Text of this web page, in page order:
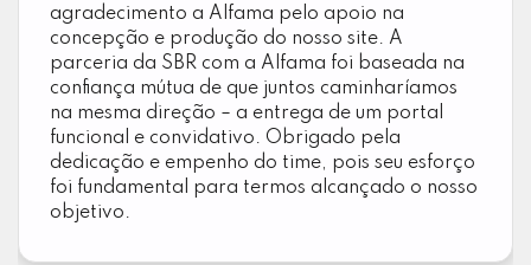
agradecimento a Alfama pelo apoio na
concepção e produção do nosso site. A
parceria da SBR com a Alfama foi baseada na
confiança mútua de que juntos caminharíamos
na mesma direção – a entrega de um portal
funcional e convidativo. Obrigado pela
dedicação e empenho do time, pois seu esforço
foi fundamental para termos alcançado o nosso
objetivo.